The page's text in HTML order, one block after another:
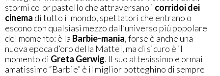
stormi color pastello che attraversano i corridoi dei
cinema di tutto il mondo, spettatori che entrano o
escono con qualsiasi mezzo dall’universo più popolare
del momento: è la Barbie-mania, forse è anche una
nuova epoca d’oro della Mattel, ma di sicuro è il
momento di Greta Gerwig. Il suo attesissimo e ormai
amatissimo “Barbie” è il miglior botteghino di sempre